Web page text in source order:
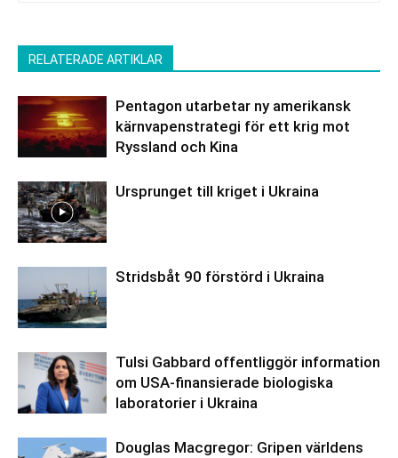
RELATERADE ARTIKLAR
Pentagon utarbetar ny amerikansk
kärnvapenstrategi för ett krig mot
Ryssland och Kina
Ursprunget till kriget i Ukraina
Stridsbåt 90 förstörd i Ukraina
Tulsi Gabbard offentliggör information
om USA-finansierade biologiska
laboratorier i Ukraina
Douglas Macgregor: Gripen världens